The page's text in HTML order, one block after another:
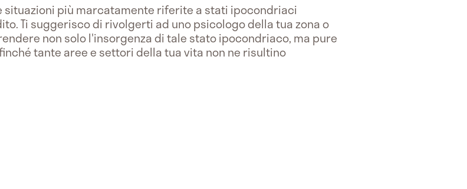
situazioni più marcatamente riferite a stati ipocondriaci
Ti suggerisco di rivolgerti ad uno psicologo della tua zona o
non solo l'insorgenza di tale stato ipocondriaco, ma pure
tante aree e settori della tua vita non ne risultino